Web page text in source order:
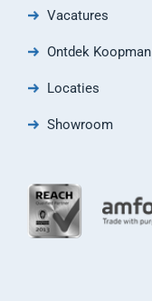
Vacatures
Ontdek Koopman
Locaties
Showroom